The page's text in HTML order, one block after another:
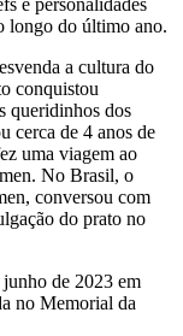
longo do último ano.
a cultura do
conquistou
queridinhos dos
cerca de 4 anos de
uma viagem ao
No Brasil, o
conversou com
do prato no
de 2023 em
no Memorial da